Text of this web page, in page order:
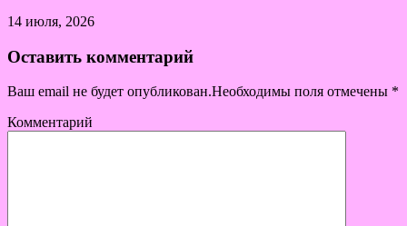
14 июля, 2026
Оставить комментарий
Ваш email не будет опубликован.Необходимы поля отмечены *
Комментарий